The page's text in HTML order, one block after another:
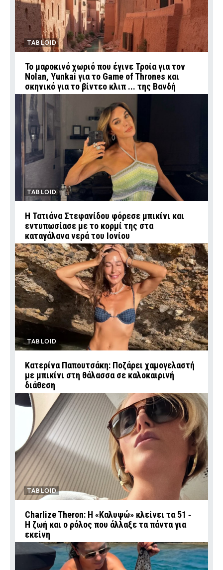
TABLOID
Το μαροκινό χωριό που έγινε Τροία για τον
Nolan, Yunkai για το Game of Thrones και
σκηνικό για το βίντεο κλιπ ... της Βανδή
TABLOID
Η Τατιάνα Στεφανίδου φόρεσε μπικίνι και
εντυπωσίασε με το κορμί της στα
καταγάλανα νερά του Ιονίου
TABLOID
Κατερίνα Παπουτσάκη: Ποζάρει χαμογελαστή
με μπικίνι στη θάλασσα σε καλοκαιρινή
διάθεση
TABLOID
Charlize Theron: Η «Καλυψώ» κλείνει τα 51 ‑
H ζωή και ο ρόλος που άλλαξε τα πάντα για
εκείνη